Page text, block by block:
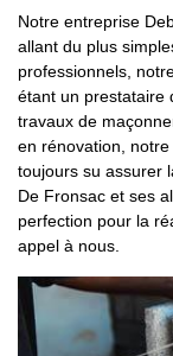
Notre entreprise
allant du plus
professionnels,
étant un prestataire
travaux de
en rénovation,
toujours su assurer
De Fronsac et ses
perfection pour la
appel à nous.